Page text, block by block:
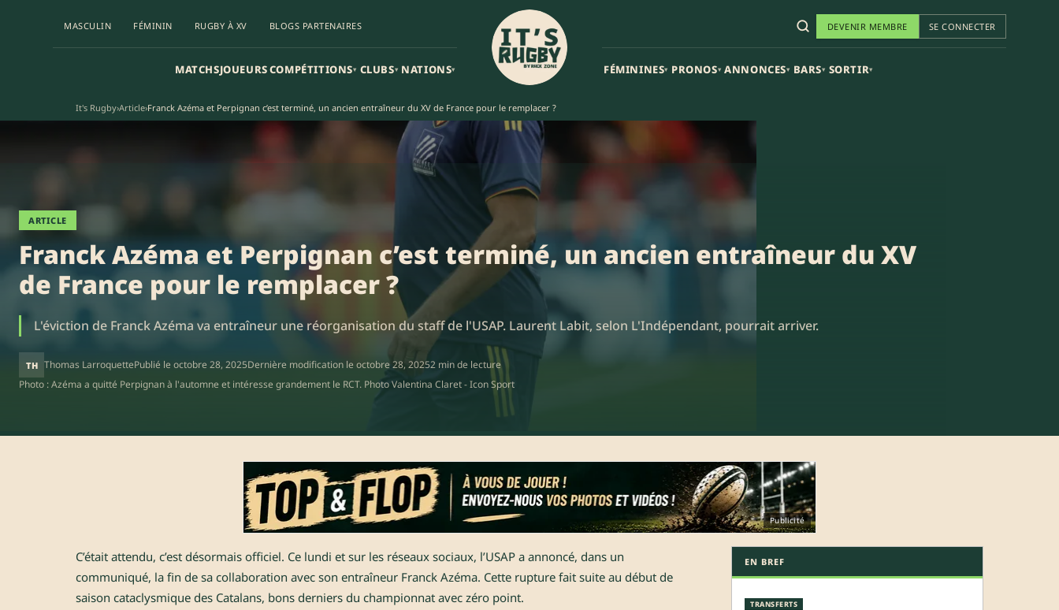
MASCULIN FÉMININ RUGBY À XV BLOGS PARTENAIRES
MATCHSJOUEURSCOMPÉTITIONS▾ CLUBS▾ NATIONS▾
DEVENIR MEMBRE SE CONNECTER
FÉMININES▾ PRONOS▾ ANNONCES▾ BARS▾ SORTIR▾
It's Rugby›Article›Franck Azéma et Perpignan c’est terminé, un ancien entraîneur du XV de France pour le remplacer ?
ARTICLE
Franck Azéma et Perpignan c’est terminé, un ancien entraîneur du XV
de France pour le remplacer ?
L'éviction de Franck Azéma va entraîneur une réorganisation du staff de l'USAP. Laurent Labit, selon L'Indépendant, pourrait arriver.
TH Thomas LarroquettePublié leoctobre 28, 2025Dernière modification le octobre 28, 20252 min de lecture
Photo : Azéma a quitté Perpignan à l'automne et intéresse grandement le RCT. Photo Valentina Claret - Icon Sport
Publicité
C’était attendu, c’est désormais officiel. Ce lundi et sur les réseaux sociaux, l’USAP a annoncé, dans un
communiqué, la fin de sa collaboration avec son entraîneur Franck Azéma. Cette rupture fait suite au début de
saison cataclysmique des Catalans, bons derniers du championnat avec zéro point.
EN BREF
TRANSFERTS